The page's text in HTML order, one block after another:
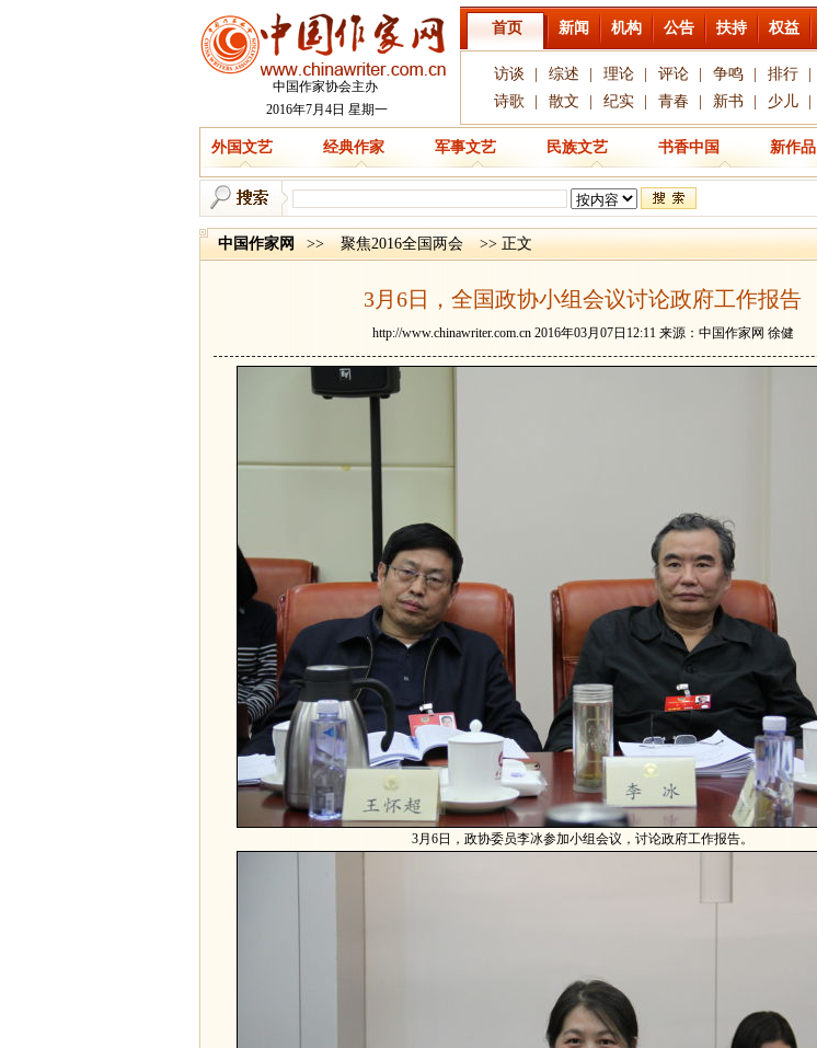
中国作家协会主办
2016年7月4日 星期一
首页 新闻 机构 公告 扶持 权益
访谈 综述 理论 评论 争鸣 排行
诗歌
散文 纪实 青春 新书 少儿
外国文艺 经典作家 军事文艺 民族文艺 书香中国 新作品
中国作家网 >> 聚焦2016全国两会 >> 正文
3月6日，全国政协小组会议讨论政府工作报告
http://www.chinawriter.com.cn2016年03月07日12:11 来源：中国作家网 徐健
3月6日，政协委员李冰参加小组会议，讨论政府工作报告。